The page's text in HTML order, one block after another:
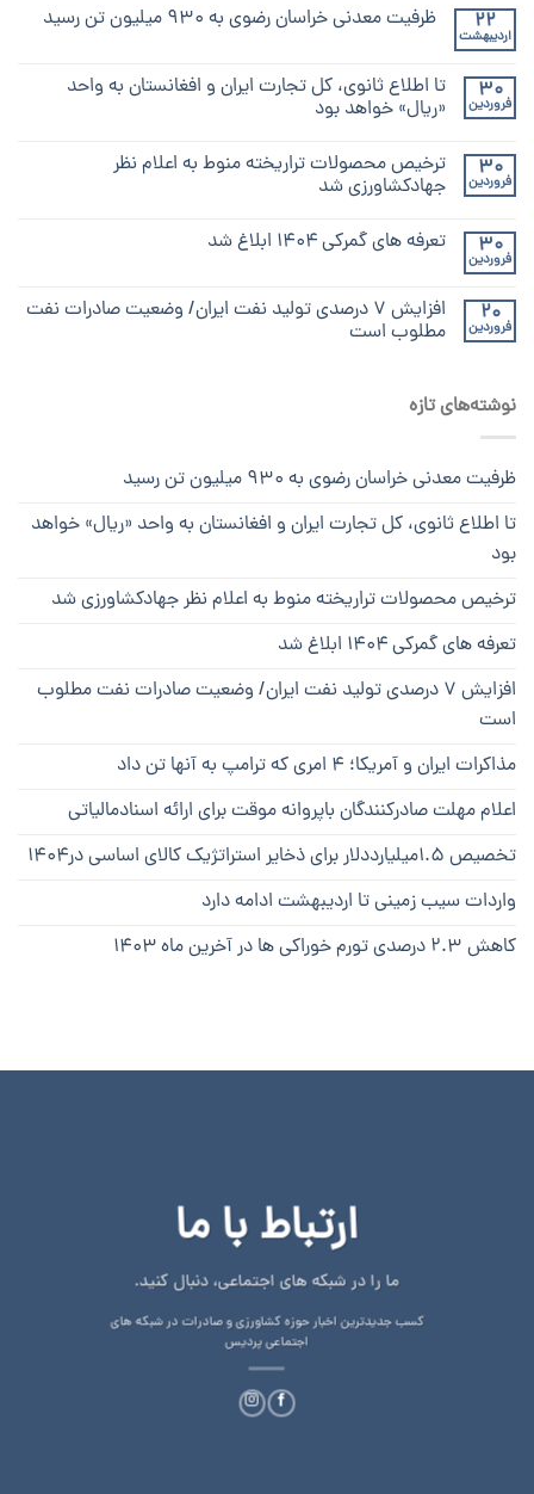
22
اردیبهشت
ظرفیت معدنی خراسان رضوی به ۹۳۰ میلیون تن رسید
30
فروردین
تا اطلاع ثانوی، کل تجارت ایران و افغانستان به واحد
«ریال» خواهد بود
30
فروردین
ترخیص محصولات تراریخته منوط به اعلام نظر
جهادکشاورزی شد
30
فروردین
تعرفه های گمرکی ۱۴۰۴ ابلاغ شد
20
فروردین
افزایش ۷ درصدی تولید نفت ایران/ وضعیت صادرات نفت
مطلوب است
نوشته‌های تازه
ظرفیت معدنی خراسان رضوی به ۹۳۰ میلیون تن رسید
تا اطلاع ثانوی، کل تجارت ایران و افغانستان به واحد «ریال» خواهد
بود
ترخیص محصولات تراریخته منوط به اعلام نظر جهادکشاورزی شد
تعرفه های گمرکی ۱۴۰۴ ابلاغ شد
افزایش ۷ درصدی تولید نفت ایران/ وضعیت صادرات نفت مطلوب
است
مذاکرات ایران و آمریکا؛ ۴ امری که ترامپ به آنها تن داد
اعلام مهلت صادرکنندگان باپروانه موقت برای ارائه اسنادمالیاتی
تخصیص ۱.۵میلیارددلار برای ذخایر استراتژیک کالای اساسی در۱۴۰۴
واردات سیب زمینی تا اردیبهشت ادامه دارد
کاهش ۲.۳ درصدی تورم خوراکی ها در آخرین ماه ۱۴۰۳
ارتباط با ما
ما را در شبکه های اجتماعی، دنبال کنید.
کسب جدیدترین اخبار حوزه کشاورزی و صادرات در شبکه های
اجتماعی پردیس